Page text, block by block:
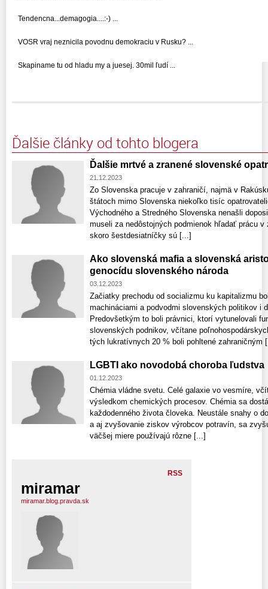
Tendencna...demagogia....:-) ...
VOSR vraj neznicila povodnu demokraciu v Rusku? ...
Skapiname tu od hladu my a juesej. 30mil ľudí ...
Ďalšie články od tohto blogera
Ďalšie mrtvé a zranené slovenské
21.12.2023
Zo Slovenska pracuje v zahraničí, najmä v
štátoch mimo Slovenska niekoľko tisíc
Východného a Stredného Slovenska nenašli
museli za nedôstojných podmienok hľadať prácu
skoro šestdesiatníčky sú [...]
Ako slovenská mafia a slovenská
genocídu slovenského národa
03.12.2023
Začiatky prechodu od socializmu ku kapitalizmu
machináciami a podvodmi slovenských politikov i
Predovšetkým to boli právnici, ktorí vytunelovali
slovenských podnikov, včítane
tých lukratívnych 20 % boli pohltené zahraničným
LGBTI ako novodobá choroba ľudstva
01.12.2023
Chémia vládne svetu. Celé galaxie vo vesmíre,
výsledkom chemických procesov. Chémia sa
každodenného života človeka. Neustále snahy o
a aj zvyšovanie ziskov výrobcov potravín, sa
väčšej miere používajú rôzne [...]
RSS
miramar
miramar.blog.pravda.sk